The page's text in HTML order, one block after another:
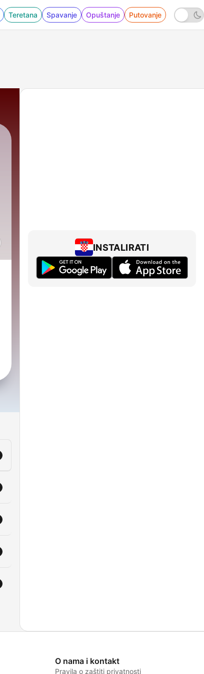
Teretana Spavanje Opuštanje Putovanje
INSTALIRATI
O nama i kontakt
Pravila o zaštiti privatnosti